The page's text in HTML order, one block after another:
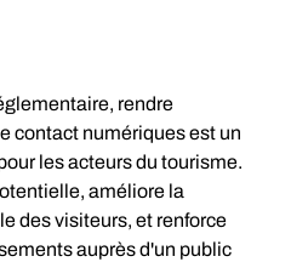
rendre
contact numériques est un
les acteurs du tourisme.
améliore la
des visiteurs, et renforce
auprès d'un public